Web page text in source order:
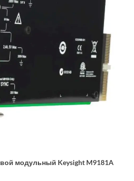
модульный Keysight M9181A